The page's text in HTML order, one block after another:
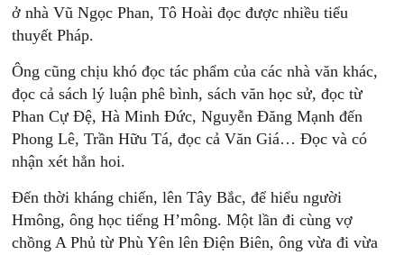
ở nhà Vũ Ngọc Phan, Tô Hoài đọc được nhiều tiểu
thuyết Pháp.
Ông cũng chịu khó đọc tác phẩm của các nhà văn khác,
đọc cả sách lý luận phê bình, sách văn học sử, đọc từ
Phan Cự Đệ, Hà Minh Đức, Nguyễn Đăng Mạnh đến
Phong Lê, Trần Hữu Tá, đọc cả Văn Giá… Đọc và có
nhận xét hẳn hoi.
Đến thời kháng chiến, lên Tây Bắc, để hiểu người
Hmông, ông học tiếng H’mông. Một lần đi cùng vợ
chồng A Phủ từ Phù Yên lên Điện Biên, ông vừa đi vừa